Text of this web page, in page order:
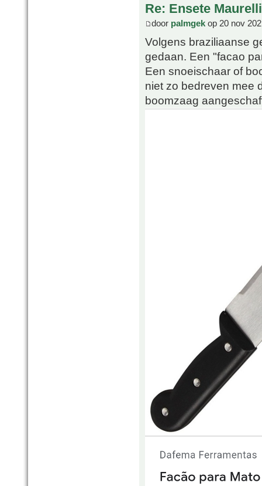
Re: Ensete
door palmgek op 20 nov
Volgens braziliaanse
gedaan. Een "facao
Een snoeischaar of
niet zo bedreven mee
boomzaag